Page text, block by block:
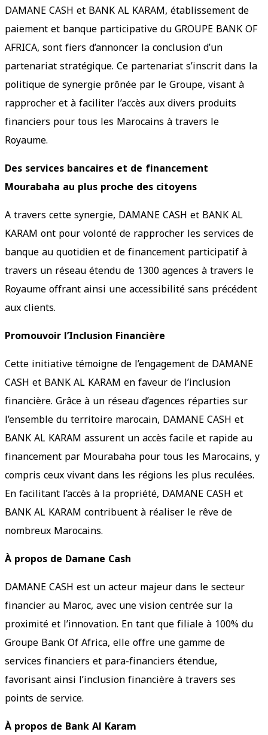
DAMANE CASH et BANK AL KARAM, établissement de
paiement et banque participative du GROUPE BANK OF
AFRICA, sont fiers d’annoncer la conclusion d’un
partenariat stratégique. Ce partenariat s’inscrit dans la
politique de synergie prônée par le Groupe, visant à
rapprocher et à faciliter l’accès aux divers produits
financiers pour tous les Marocains à travers le
Royaume.
Des services bancaires et de financement
Mourabaha au plus proche des citoyens
A travers cette synergie, DAMANE CASH et BANK AL
KARAM ont pour volonté de rapprocher les services de
banque au quotidien et de financement participatif à
travers un réseau étendu de 1300 agences à travers le
Royaume offrant ainsi une accessibilité sans précédent
aux clients.
Promouvoir l’Inclusion Financière
Cette initiative témoigne de l’engagement de DAMANE
CASH et BANK AL KARAM en faveur de l’inclusion
financière. Grâce à un réseau d’agences réparties sur
l’ensemble du territoire marocain, DAMANE CASH et
BANK AL KARAM assurent un accès facile et rapide au
financement par Mourabaha pour tous les Marocains, y
compris ceux vivant dans les régions les plus reculées.
En facilitant l’accès à la propriété, DAMANE CASH et
BANK AL KARAM contribuent à réaliser le rêve de
nombreux Marocains.
À propos de Damane Cash
DAMANE CASH est un acteur majeur dans le secteur
financier au Maroc, avec une vision centrée sur la
proximité et l’innovation. En tant que filiale à 100% du
Groupe Bank Of Africa, elle offre une gamme de
services financiers et para-financiers étendue,
favorisant ainsi l’inclusion financière à travers ses
points de service.
À propos de Bank Al Karam